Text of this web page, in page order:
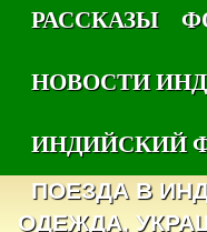
РАССКАЗЫ
НОВОСТИ
ИНДИЙСКИЙ
ПОЕЗДА В
ОДЕЖДА,